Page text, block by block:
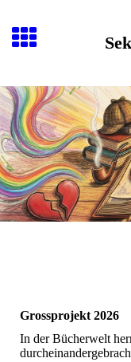
Grossprojekt 2026
In der Bücherwelt